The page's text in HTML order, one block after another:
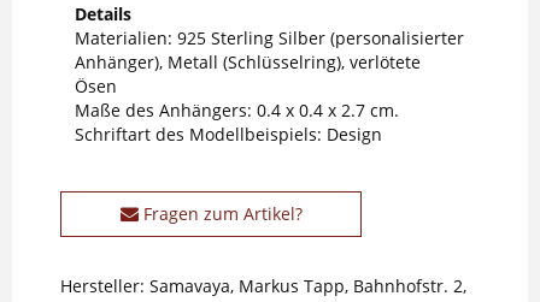
Details
Materialien: 925 Sterling Silber (personalisierter
Anhänger), Metall (Schlüsselring), verlötete
Ösen
Maße des Anhängers: 0.4 x 0.4 x 2.7 cm.
Schriftart des Modellbeispiels: Design
Fragen zum Artikel?
Hersteller: Samavaya, Markus Tapp, Bahnhofstr. 2,